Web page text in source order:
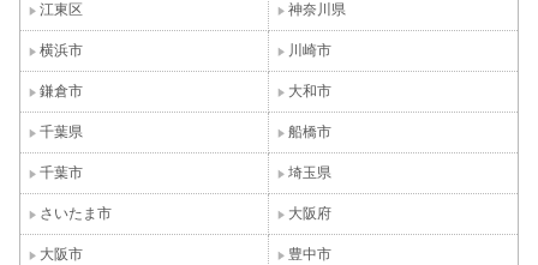
江東区 神奈川県
横浜市 川崎市
鎌倉市 大和市
千葉県 船橋市
千葉市 埼玉県
さいたま市 大阪府
大阪市 豊中市